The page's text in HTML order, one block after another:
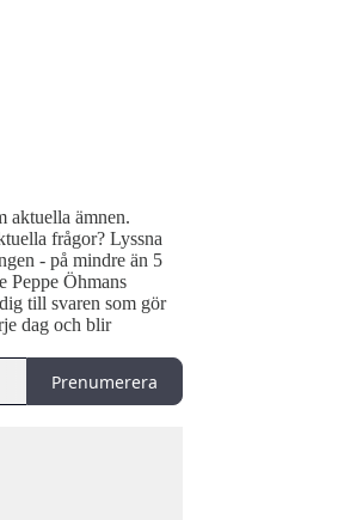
aktuella ämnen.
frågor? Lyssna
- på mindre än 5
Peppe Öhmans
till svaren som gör
dag och blir
Prenumerera